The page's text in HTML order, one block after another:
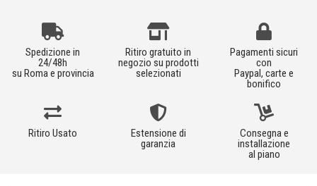
Spedizione in
24/48h
su Roma e provincia
Ritiro gratuito in
negozio su prodotti
selezionati
Pagamenti sicuri
con
Paypal, carte e
bonifico
Ritiro Usato
Estensione di
garanzia
Consegna e
installazione
al piano